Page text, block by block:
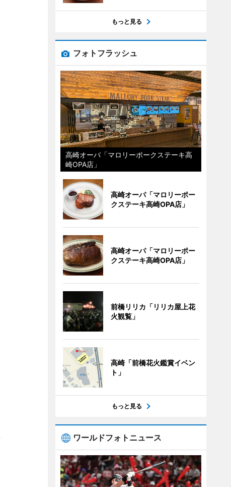
もっと見る
フォトフラッシュ
高崎オーパ「マロリーポークステーキ高
崎OPA店」
高崎オーパ「マロリーポー
クステーキ高崎OPA店」
高崎オーパ「マロリーポー
クステーキ高崎OPA店」
前橋リリカ「リリカ屋上花
火観覧」
高崎「前橋花火鑑賞イベン
ト」
もっと見る
ワールドフォトニュース